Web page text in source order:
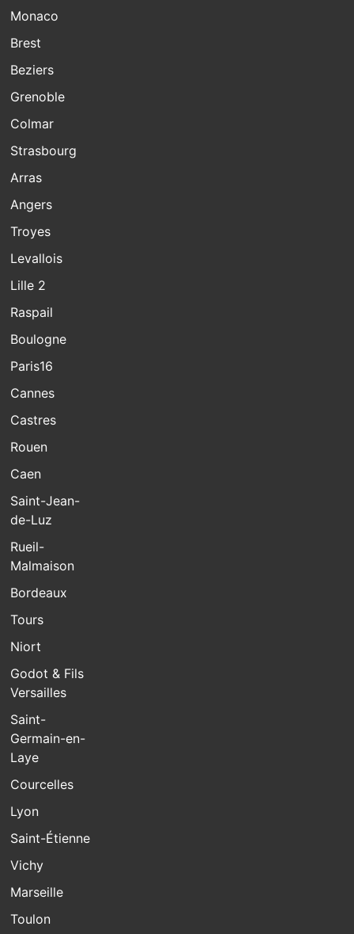
Monaco
Brest
Beziers
Grenoble
Colmar
Strasbourg
Arras
Angers
Troyes
Levallois
Lille 2
Raspail
Boulogne
Paris16
Cannes
Castres
Rouen
Caen
Saint-Jean-
de-Luz
Rueil-
Malmaison
Bordeaux
Tours
Niort
Godot & Fils
Versailles
Saint-
Germain-en-
Laye
Courcelles
Lyon
Saint-Étienne
Vichy
Marseille
Toulon